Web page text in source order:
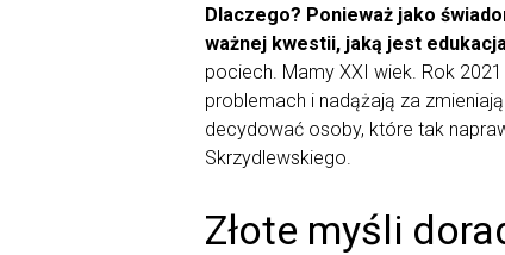
Dlaczego? Ponieważ jako
ważnej kwestii, jaką jest
pociech. Mamy XXI wiek. Rok
problemach i nadążają za
decydować osoby, które tak
Skrzydlewskiego.
Złote myśli